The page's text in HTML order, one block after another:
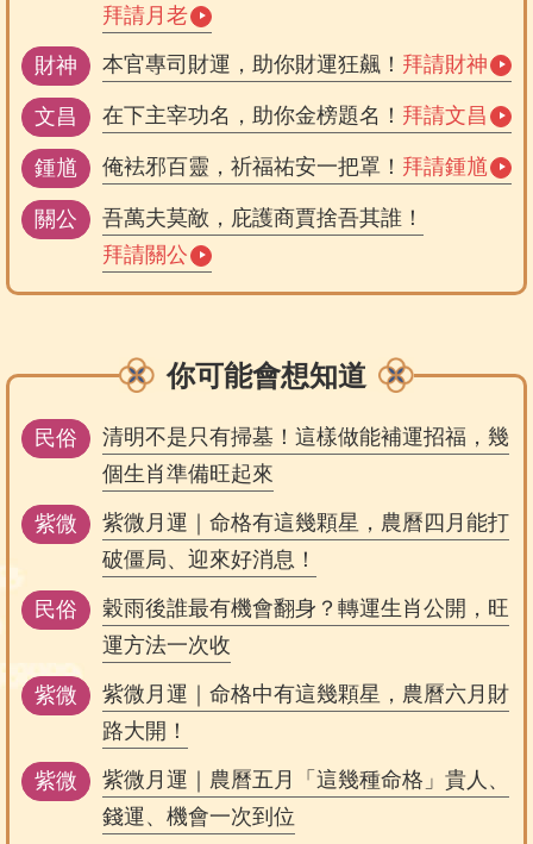
拜請月老
財神 本官專司財運，助你財運狂飆！ 拜請財神
文昌 在下主宰功名，助你金榜題名！ 拜請文昌
鍾馗 俺袪邪百靈，祈福祐安一把罩！ 拜請鍾馗
關公
吾萬夫莫敵，庇護商賈捨吾其誰！
拜請關公
你可能會想知道
民俗
清明不是只有掃墓！這樣做能補運招福，幾
個生肖準備旺起來
紫微
紫微月運｜命格有這幾顆星，農曆四月能打
破僵局、迎來好消息！
民俗
穀雨後誰最有機會翻身？轉運生肖公開，旺
運方法一次收
紫微
紫微月運｜命格中有這幾顆星，農曆六月財
路大開！
紫微
紫微月運｜農曆五月「這幾種命格」貴人、
錢運、機會一次到位